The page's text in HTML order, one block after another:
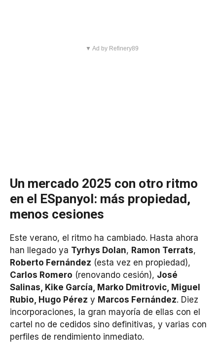
▼ Ad by Refinery89
Un mercado 2025 con otro ritmo
en el ESpanyol: más propiedad,
menos cesiones
Este verano, el ritmo ha cambiado. Hasta ahora
han llegado ya Tyrhys Dolan, Ramon Terrats,
Roberto Fernández (esta vez en propiedad),
Carlos Romero (renovando cesión), José
Salinas, Kike García, Marko Dmitrovic, Miguel
Rubio, Hugo Pérez y Marcos Fernández. Diez
incorporaciones, la gran mayoría de ellas con el
cartel no de cedidos sino definitivas, y varias con
perfiles de rendimiento inmediato.